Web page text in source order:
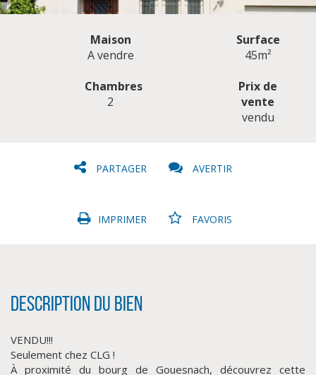
Maison
A vendre
Surface
45m²
Chambres
2
Prix de
vente
vendu
PARTAGER AVERTIR
IMPRIMER FAVORIS
Description du bien
VENDU!!!
Seulement chez CLG !
À proximité du bourg de Gouesnach, découvrez cette